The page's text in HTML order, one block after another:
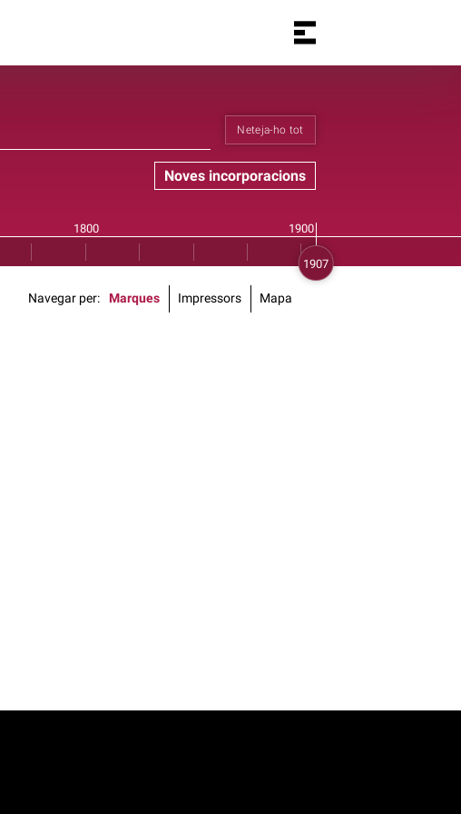
Neteja-ho tot
Noves incorporacions
Navegar per Marques Impressors Mapa